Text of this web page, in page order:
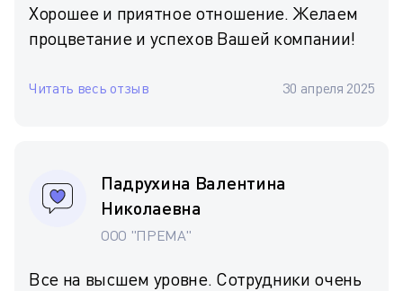
Хорошее и приятное отношение. Желаем
процветание и успехов Вашей компании!
30 апреля 2025
Читать весь отзыв
Падрухина Валентина
Николаевна
ООО "ПРЕМА"
Все на высшем уровне. Сотрудники очень